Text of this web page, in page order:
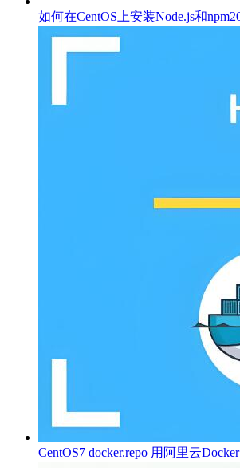
如何在CentOS上安装Node.js和npm
CentOS7 docker.repo 用阿里云